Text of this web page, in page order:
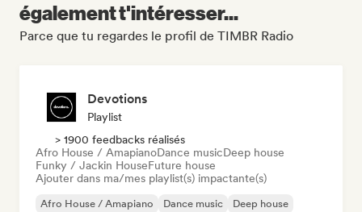
également t'intéresser...
Parce que tu regardes le profil de TIMBR Radio
Devotions
Playlist
> 1900 feedbacks réalisés
Afro House / AmapianoDance musicDeep house
Funky / Jackin HouseFuture house
Ajouter dans ma/mes playlist(s) impactante(s)
Afro House / Amapiano Dance music
Deep house